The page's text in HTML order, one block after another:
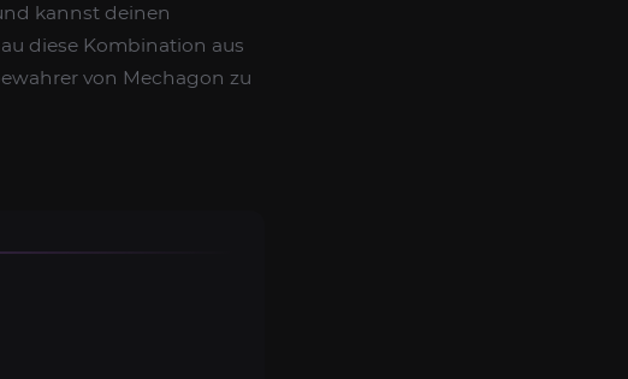
kannst deinen
diese Kombination aus
von Mechagon zu